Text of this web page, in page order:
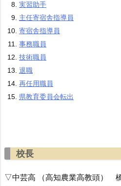
実習助手
主任寄宿舎指導員
寄宿舎指導員
事務職員
技術職員
退職
再任用職員
県教育委員会転出
校長
▽中芸高 （高知農業高教頭）